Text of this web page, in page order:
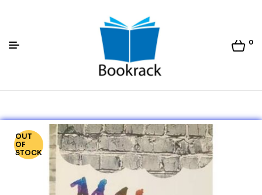
Bookrack.lk
0
OUT
OF
STOCK